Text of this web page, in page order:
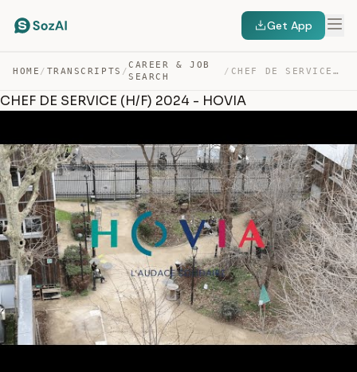
Get App
HOME / TRANSCRIPTS /
CAREER & JOB
SEARCH
/ CHEF DE SERVICE (H/F) 2024 – HOVIA — TRANSCRIPT
CHEF DE SERVICE (H/F) 2024 - HOVIA